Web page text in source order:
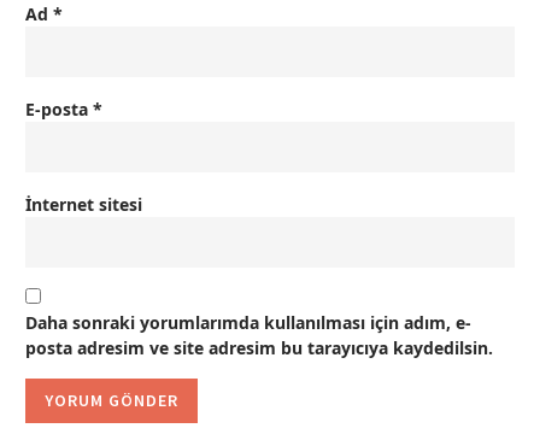
Ad *
E-posta *
İnternet sitesi
Daha sonraki yorumlarımda kullanılması için adım, e-
posta adresim ve site adresim bu tarayıcıya kaydedilsin.